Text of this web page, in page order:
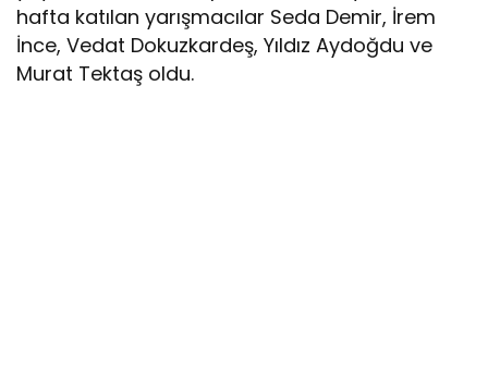
hafta katılan yarışmacılar Seda Demir, İrem
İnce, Vedat Dokuzkardeş, Yıldız Aydoğdu ve
Murat Tektaş oldu.